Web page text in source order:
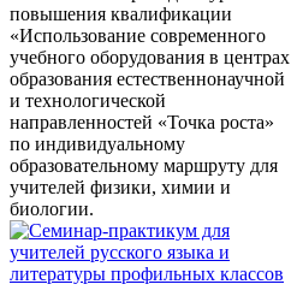
повышения квалификации
«Использование современного
учебного оборудования в центрах
образования естественнонаучной
и технологической
направленностей «Точка роста»
по индивидуальному
образовательному маршруту для
учителей физики, химии и
биологии.